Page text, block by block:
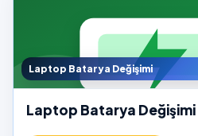
Laptop Batarya Değişimi
Laptop Batarya Değişimi